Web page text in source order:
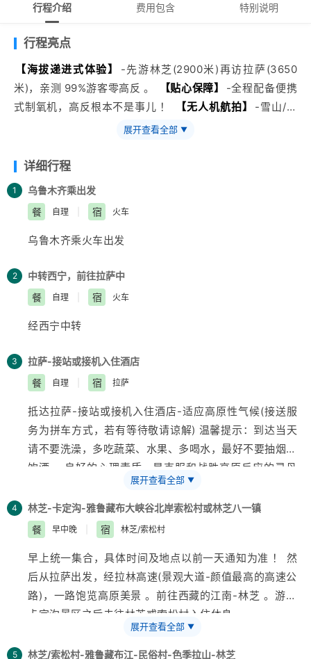
行程介绍 费用包含 特别说明
行程亮点
【海拔递进式体验】
-先游林芝(2900米)再访拉萨(3650
米)，亲测 99%游客零高反 。
【贴心保障】
-全程配备便携
式制氧机，高反根本不是事儿 ！
【无人机航拍】
-雪山/圣
湖/峡谷/古寺民俗深度串联，「随车航拍」大片呈现 。
欢快的篝火歌舞 。
达拉宫，让旅程成为有温度的记忆 。
318穿越云端，林芝秘境藏地江南，羊卓雍措上帝打翻的调
色盘 。
展开查看全部 ▼
详细行程
1 乌鲁木齐乘出发
餐
自理 宿 火车
乌鲁木齐乘火车出发
2
中转西宁，前往拉萨中
餐
自理 宿 火车
经西宁中转
3
拉萨-接站或接机入住酒店
餐
自理 宿 拉萨
抵达拉萨-接站或接机入住酒店-适应高原性气候(接送服
务为拼车方式，若有等待敬请谅解) 温馨提示：到达当天
请不要洗澡，多吃蔬菜、水果、多喝水，最好不要抽烟与
饮酒 。良好的心理素质，是克服和战胜高原反应的灵丹
展开查看全部 ▼
4
林芝-卡定沟-雅鲁藏布大峡谷北岸索松村或林芝八一镇
餐
早中晚 宿 林芝/索松村
早上统一集合，具体时间及地点以前一天通知为准 ！ 然
后从拉萨出发，经拉林高速(景观大道-颜值最高的高速公
路)，一路饱览高原美景 。前往西藏的江南-林芝 。游览
卡定沟景区之后去往林芝或索松村入住休息 。
又名嘎定沟，高原天然氧吧，卡定藏语译为
人间仙境，此处山势险要高耸入云，是典型的峡谷地貌，
展开查看全部 ▼
5
林芝/索松村-雅鲁藏布江-民俗村-色季拉山-林芝